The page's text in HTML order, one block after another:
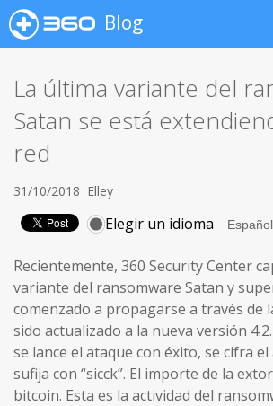
Blog
La última variante del
Satan se está
red
31/10/2018 Elley
Elegir un idioma
Recientemente, 360 Security Center
variante del ransomware Satan y
comenzado a propagarse a través de
sido actualizado a la nueva versión
se lance el ataque con éxito, se cifra el
sufija con “sicck”. El importe de la
bitcoin. Esta es la actividad del